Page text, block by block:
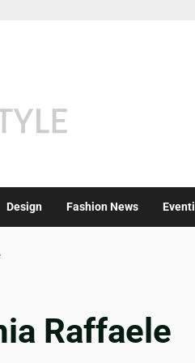
Design Fashion News Eventi
Raffaele